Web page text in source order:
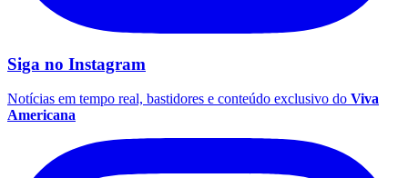
Siga no Instagram
Notícias em tempo real, bastidores e conteúdo exclusivo do Viva
Americana